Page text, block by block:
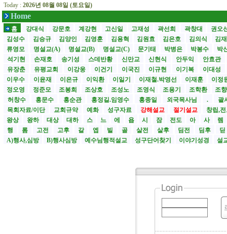
Today : 2026년 08월 08일 (토요일)
Home
홈 강대식 강문호 계강현 고신일 고재성 곽선희 곽창대
권오
김성수
김승규 김양인 김영훈 김용혁 김원효 김은호 김의식
김
류영모
명설교(A) 명설교(B) 명설교(C) 문기태 박병은 박봉수
박
석기현
손재호 송기성 스데반황 신만교 신현식 안두익
안효관
유장춘
유평교회 이강웅 이건기 이국진 이규현 이기복
이대성
이우수
이윤재 이은규 이익환 이일기 이재철.박영선 이재훈
이정
정오영
정준모 조봉희 조상호 조성노 조영식 조용기 조학환
조
허창수
홍문수 홍순관 홍정길.임영수 홍종일 외국목사님 .
괄
목회자료/이단
교회규약 예화 성구자료 강해설교 절기설교
창립,
왕상
왕하 대상 대하 스 느 에 욥 시 잠 전도 아 사
렘
행
롬 고전 고후 갈 엡 빌 골 살전 살후 딤전 딤후
딛
A)행사,심방
B)행사심방 예수님행적설교 성구단어찾기 이야기성경 설